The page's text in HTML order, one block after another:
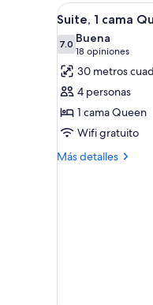
Abrir
todas
las
fotos
de
Suite,
1
cama
Queen
5
Suite, 1 cama
7.07.0 de 10
Buena
18 opiniones
(18
opiniones)
30 metros
4 personas
1 cama Queen
Wifi gratuito
Más detalles
Más